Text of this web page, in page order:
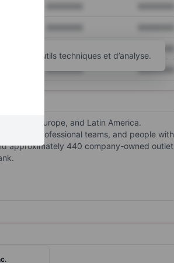
XXXXXXX XXXXXXX
d’autres outils techniques et d’analyse.
Pacific, Europe, and Latin America.
and professional teams, and people with
approximately 440 company-owned outlet